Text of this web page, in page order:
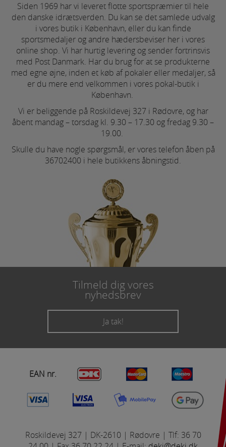
Siden 1969 har vi leveret flotte sportspræmier til hele
den danske idrætsverden. Du kan se det samlede udvalg
i vores butik i København, eller du kan finde
sportsmedaljer og andre hædersbeviser her i vores
online shop. Vi har hurtig levering og sender fortrinsvis
med Post Danmark. Har du brug for at se produkterne
med egne øjne, inden et køb af pokaler eller medaljer, så
er du mere end velkommen i vores pokal-butik i
København.
Vi er beliggende på Roskildevej 327 i Rødovre, og har
åbent mandag – torsdag kl. 9.30 – 17.30 og fredag 9.30 –
19.00.
Skulle du have nogle spørgsmål, er vores telefon åben på
36702400 i hele butikkens åbningstid.
Tilmeld dig vores
nyhedsbrev
Ja tak!
EAN nr.
Roskildevej 327 | DK-2610 | Rødovre | Tlf: 36 70